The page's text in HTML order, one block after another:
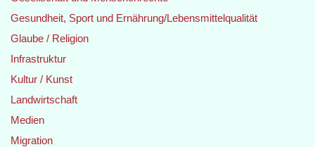
Gesundheit, Sport und Ernährung/Lebensmittelqualität
Glaube / Religion
Infrastruktur
Kultur / Kunst
Landwirtschaft
Medien
Migration